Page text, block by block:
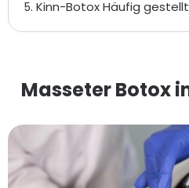
Kinn-Botox Häufig
Masseter Botox